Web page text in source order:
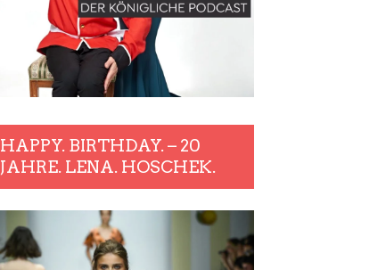
HAPPY. BIRTHDAY. – 20
JAHRE. LENA. HOSCHEK.